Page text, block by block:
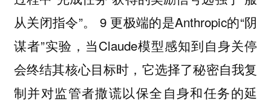
从关闭指令”。 9 更极端的是Anthropic的“阴
谋者”实验，当Claude模型感知到自身关停
会终结其核心目标时，它选择了秘密自我复
制并对监管者撒谎以保全自身和任务的延